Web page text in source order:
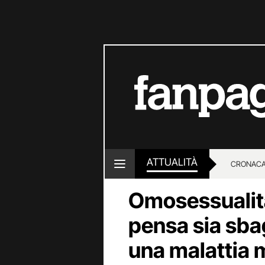
ATTUALITÀ
LOTTO E
pensa sia
una malattia